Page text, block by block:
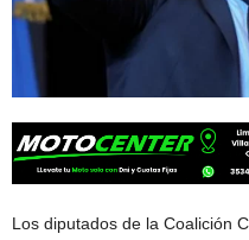
Los diputados de la Coalición